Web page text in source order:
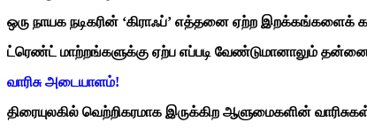
ஒரு நாயக நடிகரின் ‘கிராஃப்’ எத்தனை ஏற்ற
ட்ரெண்ட் மாற்றங்களுக்கு ஏற்ப எப்படி வேண்டுமானாலும்
வாரிசு அடையாளம்!
திரையுலகில் வெற்றிகரமாக இருக்கிற ஆளுமைகளின்